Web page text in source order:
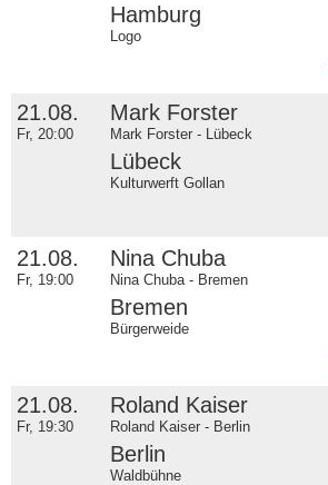
Hamburg
Logo
21.08.
Fr, 20:00
Mark Forster
Mark Forster - Lübeck
Lübeck
Kulturwerft Gollan
21.08.
Fr, 19:00
Nina Chuba
Nina Chuba - Bremen
Bremen
Bürgerweide
21.08.
Fr, 19:30
Roland Kaiser
Roland Kaiser - Berlin
Berlin
Waldbühne